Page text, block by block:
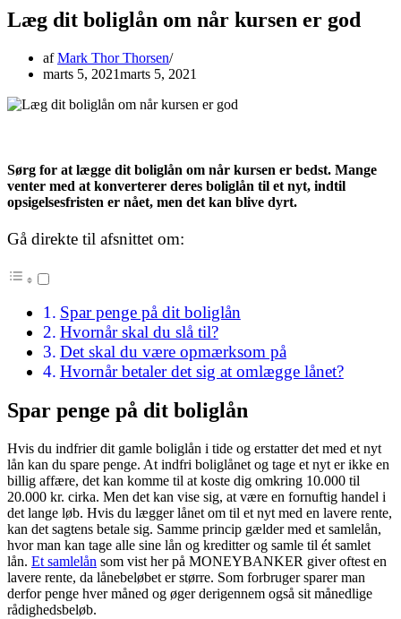
Læg dit boliglån om når kursen er god
afMark Thor Thorsen
marts 5, 2021marts 5, 2021
Sørg for at lægge dit boliglån om når kursen er bedst. Mange
venter med at konverterer deres boliglån til et nyt, indtil
opsigelsesfristen er nået, men det kan blive dyrt.
Gå direkte til afsnittet om:
Spar penge på dit boliglån
Hvornår skal du slå til?
Det skal du være opmærksom på
Hvornår betaler det sig at omlægge lånet?
Spar penge på dit boliglån
Hvis du indfrier dit gamle boliglån i tide og erstatter det med et nyt
lån kan du spare penge. At indfri boliglånet og tage et nyt er ikke en
billig affære, det kan komme til at koste dig omkring 10.000 til
20.000 kr. cirka. Men det kan vise sig, at være en fornuftig handel i
det lange løb. Hvis du lægger lånet om til et nyt med en lavere rente,
kan det sagtens betale sig. Samme princip gælder med et samlelån,
hvor man kan tage alle sine lån og kreditter og samle til ét samlet
lån. Et samlelån som vist her på MONEYBANKER giver oftest en
lavere rente, da lånebeløbet er større. Som forbruger sparer man
derfor penge hver måned og øger derigennem også sit månedlige
rådighedsbeløb.